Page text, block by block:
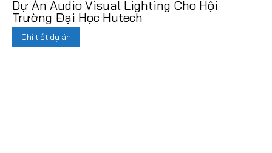
Dự Án Audio Visual Lighting Cho Hội
Trường Đại Học Hutech
Chi tiết dự án